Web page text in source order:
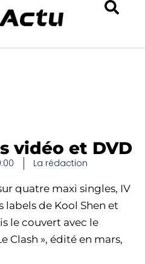
vidéo et DVD
La rédaction
quatre maxi singles, IV
labels de Kool Shen et
le couvert avec le
Clash », édité en mars,